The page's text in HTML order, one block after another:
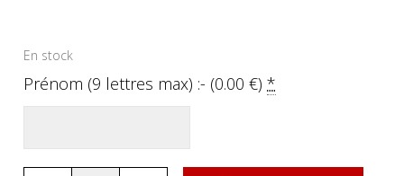
En stock
Prénom (9 lettres max) :- (0.00€)*